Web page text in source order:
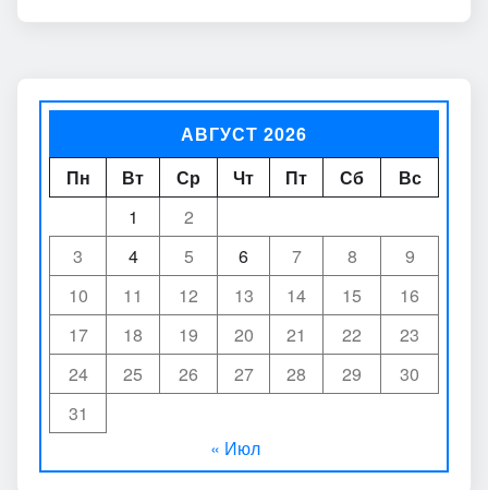
АВГУСТ 2026
Пн
Вт Ср Чт Пт Сб
Вс
1
2
3
4 5 6 7 8
9
10
11 12 13 14 15
16
17
18 19 20 21 22
23
24
25 26 27 28 29
30
31
« Июл